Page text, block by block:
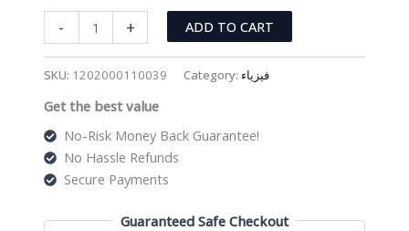
-
بلاستيكية
شفاف
quantity
+ ADD TO CART
SKU: 1202000110039 Category: فيزياء
Get the best value
No-Risk Money Back Guarantee!
No Hassle Refunds
Secure Payments
Guaranteed Safe Checkout